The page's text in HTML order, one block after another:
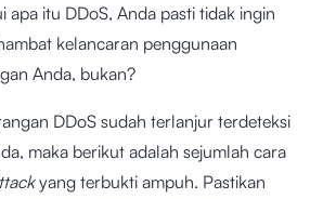
apa itu DDoS, Anda pasti tidak ingin
kelancaran penggunaan
Anda, bukan?
DDoS sudah terlanjur terdeteksi
maka berikut adalah sejumlah cara
yang terbukti ampuh. Pastikan